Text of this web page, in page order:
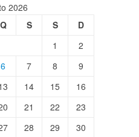
2026
Q S S
D
1
2
6 7 8
9
14 15
16
21 22
23
28 29
30